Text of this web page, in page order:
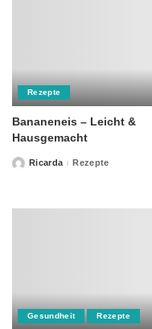
Rezepte
Bananeneis – Leicht &
Hausgemacht
PostedRicarda Rezepte
Gesundheit Rezepte